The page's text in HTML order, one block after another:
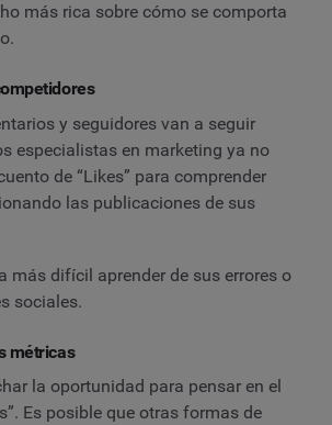
más rica sobre cómo se comporta
y seguidores van a seguir
especialistas en marketing ya no
de “Likes” para comprender
las publicaciones de sus
más difícil aprender de sus errores o
sociales.
métricas
la oportunidad para pensar en el
Es posible que otras formas de